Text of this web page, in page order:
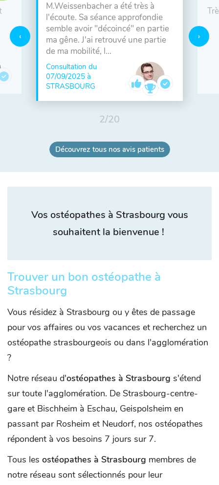
M.Weissenbacher a été très à
l'écoute. Sa séance approfondie
semble avoir "décoincé" en partie
ma gêne. J'ai retrouvé une partie
de ma mobilité, l...
Consultation du
07/09/2025 à
STRASBOURG
2/20
Découvrez tous nos avis patients
Vos ostéopathes à Strasbourg vous
souhaitent la bienvenue !
Trouver un bon ostéopathe à
Strasbourg
Vous résidez à Strasbourg ou y êtes de passage
pour vos affaires ou vos vacances et recherchez un
ostéopathe strasbourgeois ou dans l'agglomération
?
Notre réseau d'ostéopathes à Strasbourg s'étend
sur toute l'agglomération. De Strasbourg-centre-
gare et Bischheim à Eschau, Geispolsheim en
passant par Rosheim et Neudorf, nos ostéopathes
répondent à vos besoins 7 jours sur 7.
Tous les ostéopathes à Strasbourg membres de
notre réseau sont sélectionnés pour leur